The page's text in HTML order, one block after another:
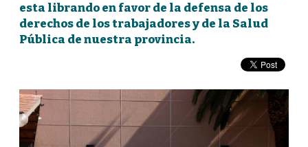
esta librando en favor de la defensa de los
derechos de los trabajadores y de la Salud
Pública de nuestra provincia.